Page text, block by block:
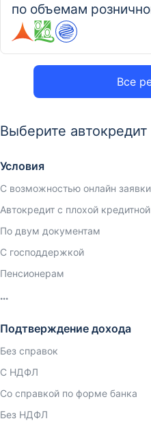
Все
по объемам
Выберите автокредит
Условия
С возможностью онлайн заявки
Автокредит с плохой
По двум документам
С господдержкой
Пенсионерам
Подтверждение дохода
Без справок
С НДФЛ
Со справкой по форме банка
Без НДФЛ